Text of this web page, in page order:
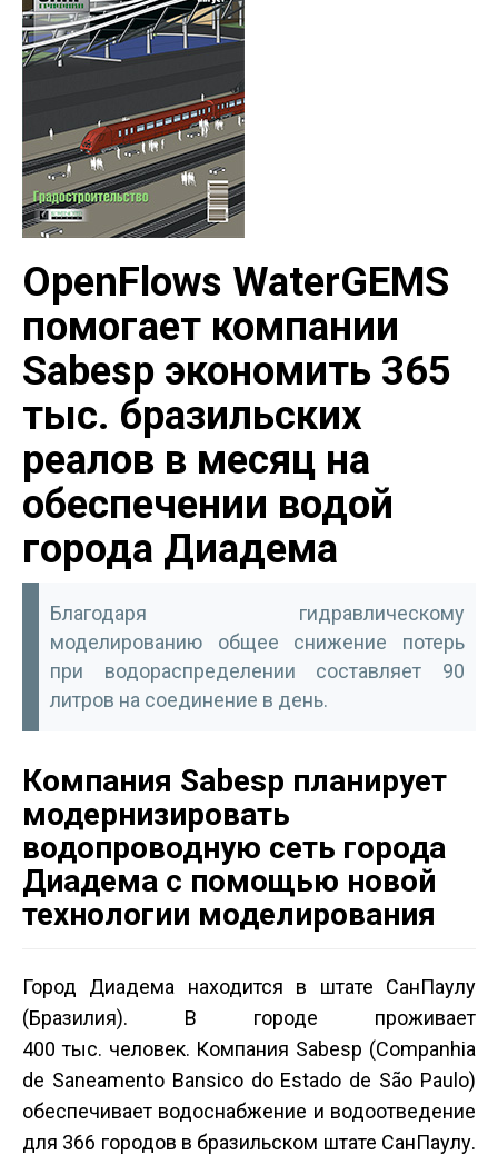
OpenFlows WaterGEMS
помогает компании
Sabesp экономить 365
тыс. бразильских
реалов в месяц на
обеспечении водой
города Диадема
Благодаря гидравлическому
моделированию общее снижение потерь
при водораспределении составляет 90
литров на со­единение в день.
Компания Sabesp планирует
модернизировать
водопроводную сеть города
Диадема с помощью новой
технологии моделирования
Город Диадема находится в штате Сан­Паулу
(Бразилия). В городе проживает
400 тыс. человек. Компания Sabesp (Companhia
de Saneamento Bansico do Estado de São Paulo)
обеспечивает водоснабжение и водоотведение
для 366 городов в бразильском штате Сан­Паулу.